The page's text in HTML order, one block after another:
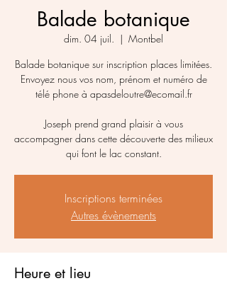
Balade botanique
dim. 04 juil.
  |
Montbel
Balade botanique sur inscription places limitées.
Envoyez nous vos nom, prénom et numéro de
télé phone à apasdeloutre@ecomail.fr
Joseph prend grand plaisir à vous
accompagner dans cette découverte des milieux
qui font le lac constant.
Inscriptions terminées
Autres évènements
Heure et lieu